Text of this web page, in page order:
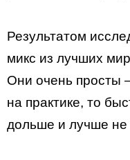
Результатом
микс из лучших
Они очень просты
на практике, то
дольше и лучше не